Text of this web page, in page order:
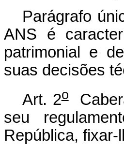
Parágrafo
ANS é
patrimonial e
suas decisões
Art. 2o
seu
República,